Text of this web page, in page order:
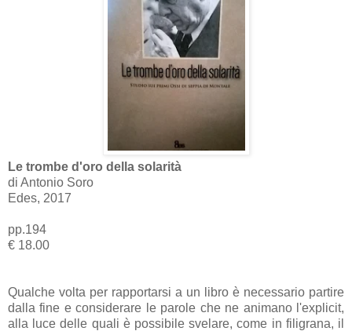
Le trombe d'oro della solarità
di Antonio Soro
Edes, 2017
pp.194
€ 18.00
Qualche volta per rapportarsi a un libro è necessario partire
dalla fine e considerare le parole che ne animano l'explicit,
alla luce delle quali è possibile svelare, come in filigrana, il